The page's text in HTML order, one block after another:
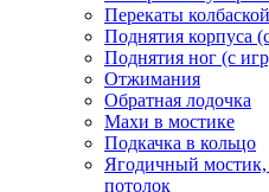
Перекаты колбаской
Поднятия корпуса
Поднятия ног (с
Отжимания
Обратная лодочка
Махи в мостике
Подкачка в кольцо
Ягодичный мостик,
потолок